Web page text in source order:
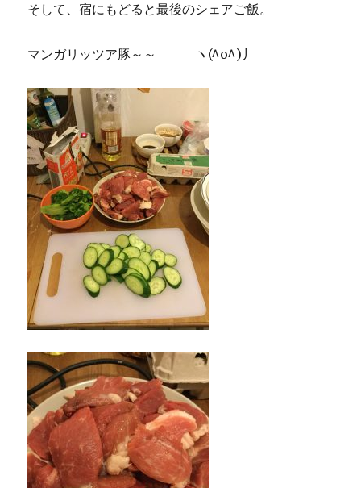
そして、宿にもどると最後のシェアご飯。
マンガリッツア豚～～ ヽ(^o^)丿